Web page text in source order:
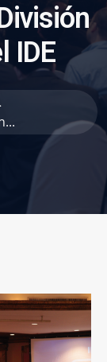
ivisión
IDE